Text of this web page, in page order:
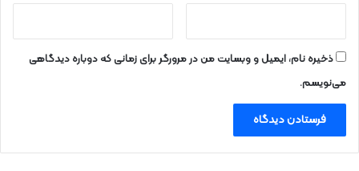
ذخیره نام، ایمیل و وبسایت من در مرورگر برای زمانی که دوباره دیدگاهی
می‌نویسم.